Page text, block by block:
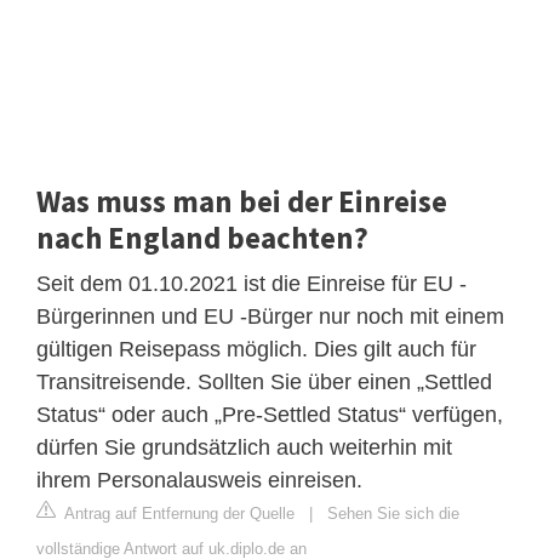
Was muss man bei der Einreise
nach England beachten?
Seit dem 01.10.2021 ist die Einreise für EU -
Bürgerinnen und EU -Bürger nur noch mit einem
gültigen Reisepass möglich. Dies gilt auch für
Transitreisende. Sollten Sie über einen „Settled
Status“ oder auch „Pre-Settled Status“ verfügen,
dürfen Sie grundsätzlich auch weiterhin mit
ihrem Personalausweis einreisen.
Antrag auf Entfernung der Quelle | Sehen Sie sich die
vollständige Antwort auf uk.diplo.de an